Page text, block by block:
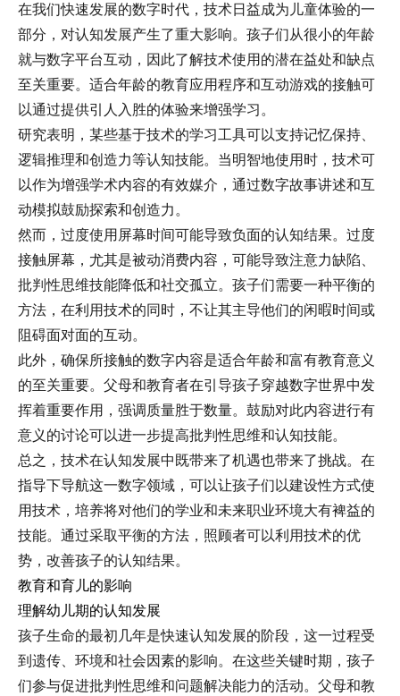
在我们快速发展的数字时代，技术日益成为儿童体验的一
部分，对认知发展产生了重大影响。孩子们从很小的年龄
就与数字平台互动，因此了解技术使用的潜在益处和缺点
至关重要。适合年龄的教育应用程序和互动游戏的接触可
以通过提供引人入胜的体验来增强学习。
研究表明，某些基于技术的学习工具可以支持记忆保持、
逻辑推理和创造力等认知技能。当明智地使用时，技术可
以作为增强学术内容的有效媒介，通过数字故事讲述和互
动模拟鼓励探索和创造力。
然而，过度使用屏幕时间可能导致负面的认知结果。过度
接触屏幕，尤其是被动消费内容，可能导致注意力缺陷、
批判性思维技能降低和社交孤立。孩子们需要一种平衡的
方法，在利用技术的同时，不让其主导他们的闲暇时间或
阻碍面对面的互动。
此外，确保所接触的数字内容是适合年龄和富有教育意义
的至关重要。父母和教育者在引导孩子穿越数字世界中发
挥着重要作用，强调质量胜于数量。鼓励对此内容进行有
意义的讨论可以进一步提高批判性思维和认知技能。
总之，技术在认知发展中既带来了机遇也带来了挑战。在
指导下导航这一数字领域，可以让孩子们以建设性方式使
用技术，培养将对他们的学业和未来职业环境大有裨益的
技能。通过采取平衡的方法，照顾者可以利用技术的优
势，改善孩子的认知结果。
教育和育儿的影响
理解幼儿期的认知发展
孩子生命的最初几年是快速认知发展的阶段，这一过程受
到遗传、环境和社会因素的影响。在这些关键时期，孩子
们参与促进批判性思维和问题解决能力的活动。父母和教